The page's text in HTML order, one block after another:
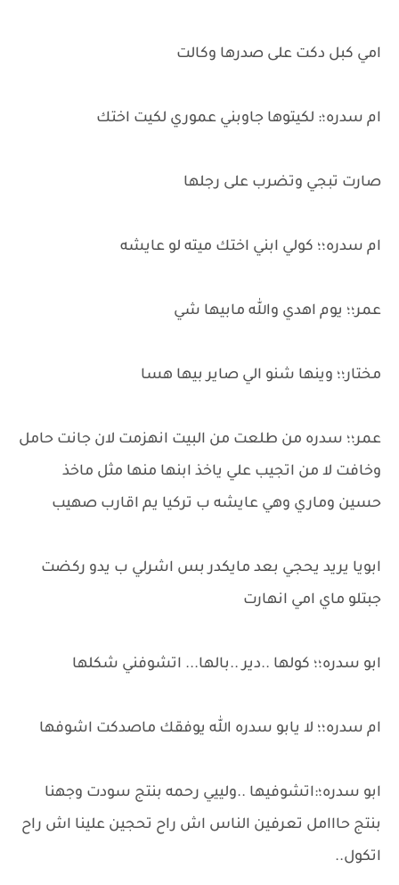
امي كبل دكت على صدرها وكالت
ام سدره؛: لكيتوها جاوبني عموري لكيت اختك
صارت تبجي وتضرب على رجلها
ام سدره؛؛ كولي ابني اختك ميته لو عايشه
عمر؛؛ يوم اهدي والله مابيها شي
مختار؛؛ وينها شنو الي صاير بيها هسا
عمر؛؛ سدره من طلعت من البيت انهزمت لان جانت حامل
وخافت لا من اتجيب علي ياخذ ابنها منها مثل ماخذ
حسين وماري وهي عايشه ب تركيا يم اقارب صهيب
ابويا يريد يحجي بعد مايكدر بس اشرلي ب يدو ركضت
جبتلو ماي امي انهارت
ابو سدره؛؛ كولها ..دير ..بالها... اتشوفني شكلها
ام سدره؛؛ لا يابو سدره الله يوفقك ماصدكت اشوفها
ابو سدره؛:اتشوفيها ..ولييي رحمه بنتج سودت وجهنا
بنتج حااامل تعرفين الناس اش راح تحجين علينا اش راح
اتكول..